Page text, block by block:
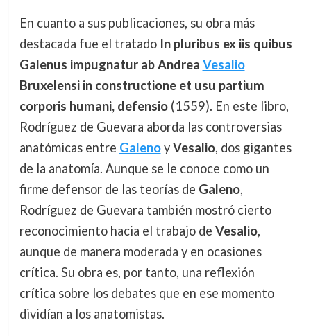
En cuanto a sus publicaciones, su obra más
destacada fue el tratado In pluribus ex iis quibus
Galenus impugnatur ab Andrea Vesalio
Bruxelensi in constructione et usu partium
corporis humani, defensio(1559). En este libro,
Rodríguez de Guevara aborda las controversias
anatómicas entre GalenoyVesalio, dos gigantes
de la anatomía. Aunque se le conoce como un
firme defensor de las teorías de Galeno,
Rodríguez de Guevara también mostró cierto
reconocimiento hacia el trabajo de Vesalio,
aunque de manera moderada y en ocasiones
crítica. Su obra es, por tanto, una reflexión
crítica sobre los debates que en ese momento
dividían a los anatomistas.